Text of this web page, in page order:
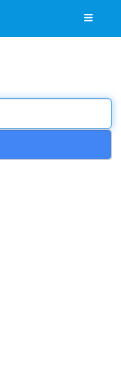
T
o
n
v